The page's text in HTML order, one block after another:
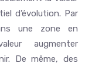
d’évolution. Par
une zone en
augmenter
De même, des